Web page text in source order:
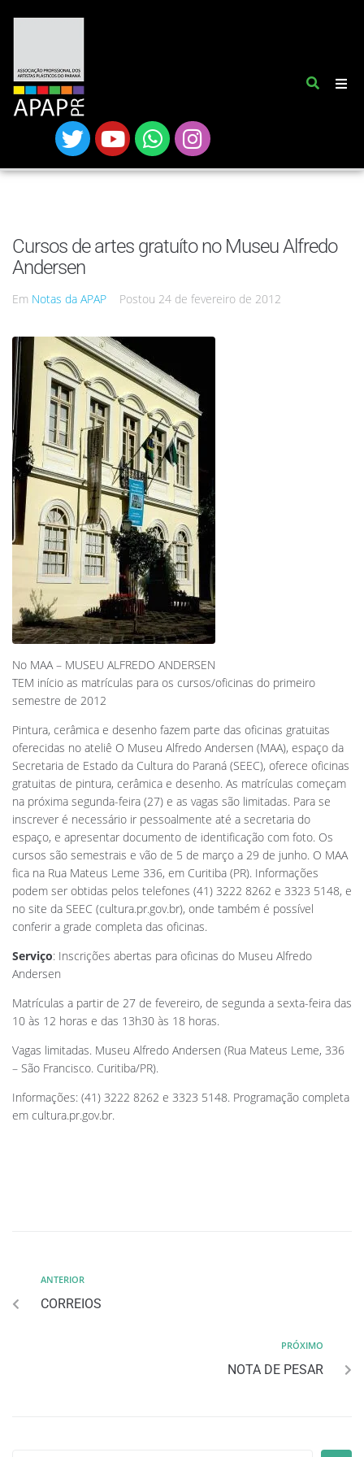
Cursos de artes gratuíto no Museu Alfredo
Andersen
Em Notas da APAP Postou 24 de fevereiro de 2012
No MAA – MUSEU ALFREDO ANDERSEN
TEM início as matrículas para os cursos/oficinas do primeiro
semestre de 2012
Pintura, cerâmica e desenho fazem parte das oficinas gratuitas
oferecidas no ateliê O Museu Alfredo Andersen (MAA), espaço da
Secretaria de Estado da Cultura do Paraná (SEEC), oferece oficinas
gratuitas de pintura, cerâmica e desenho. As matrículas começam
na próxima segunda-feira (27) e as vagas são limitadas. Para se
inscrever é necessário ir pessoalmente até a secretaria do
espaço, e apresentar documento de identificação com foto. Os
cursos são semestrais e vão de 5 de março a 29 de junho. O MAA
fica na Rua Mateus Leme 336, em Curitiba (PR). Informações
podem ser obtidas pelos telefones (41) 3222 8262 e 3323 5148, e
no site da SEEC (cultura.pr.gov.br), onde também é possível
conferir a grade completa das oficinas.
Serviço: Inscrições abertas para oficinas do Museu Alfredo
Andersen
Matrículas a partir de 27 de fevereiro, de segunda a sexta-feira das
10 às 12 horas e das 13h30 às 18 horas.
Vagas limitadas. Museu Alfredo Andersen (Rua Mateus Leme, 336
– São Francisco. Curitiba/PR).
Informações: (41) 3222 8262 e 3323 5148. Programação completa
em cultura.pr.gov.br.
ANTERIOR
CORREIOS
PRÓXIMO
NOTA DE PESAR